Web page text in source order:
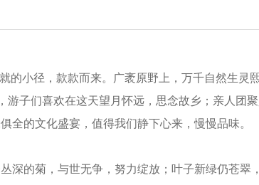
的小径，款款而来。广袤原野上，万千自然生灵
子们喜欢在这天望月怀远，思念故乡；亲人团
全的文化盛宴，值得我们静下心来，慢慢品味。
的菊，与世无争，努力绽放；叶子新绿仍苍翠